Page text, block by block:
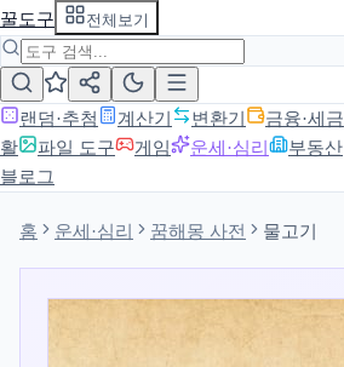
꿀도구 전체보기
랜덤·추첨 계산기 변환기 금융·세금
활
파일 도구 게임 운세·심리
부동산
블로그
홈 운세·심리 꿈해몽 사전 물고기